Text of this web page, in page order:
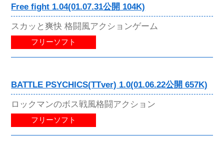
Free fight 1.04(01.07.31公開 104K)
スカッと爽快 格闘風アクションゲーム
フリーソフト
BATTLE PSYCHICS(TTver) 1.0(01.06.22公開 657K)
ロックマンのボス戦風格闘アクション
フリーソフト